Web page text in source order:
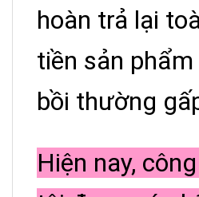
hoàn trả lại
tiền sản
bồi thường
Hiện nay,